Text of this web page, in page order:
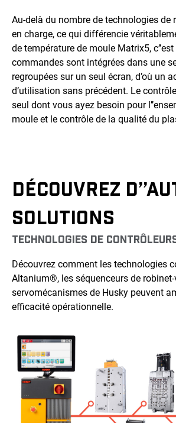
Au-delà du nombre de technologies de
en charge, ce qui différencie
de température de moule Matrix5,
commandes sont intégrées dans une
regroupées sur un seul écran, d’où un
d’utilisation sans précédent. Le
seul dont vous ayez besoin pour
moule et le contrôle de la qualité du
DÉCOUVREZ
SOLUTIONS
TECHNOLOGIES DE
Découvrez comment les technologies
Altanium®, les séquenceurs de
servomécanismes de Husky peuvent
efficacité opérationnelle.